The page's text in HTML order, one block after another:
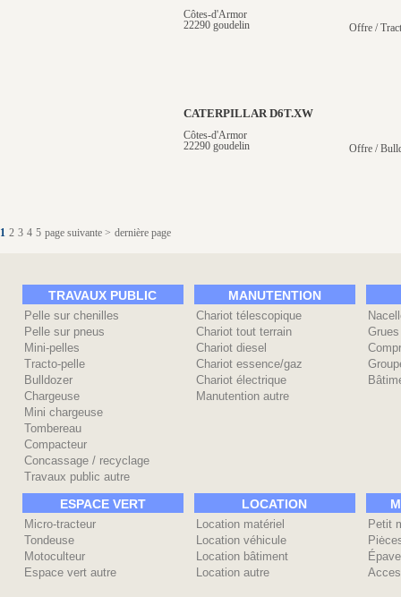
Côtes-d'Armor
22290 goudelin
Offre /
CATERPILLAR D6T.XW
Côtes-d'Armor
22290 goudelin
Offre /
1 2 3 4 5 page suivante > dernière page
TRAVAUX PUBLIC
Pelle sur chenilles
Pelle sur pneus
Mini-pelles
Tracto-pelle
Bulldozer
Chargeuse
Mini chargeuse
Tombereau
Compacteur
Concassage / recyclage
Travaux public autre
MANUTENTION
Chariot télescopique
Chariot tout terrain
Chariot diesel
Chariot essence/gaz
Chariot électrique
Manutention autre
Grues
ESPACE VERT
Micro-tracteur
Tondeuse
Motoculteur
Espace vert autre
LOCATION
Location matériel
Location véhicule
Location bâtiment
Location autre
Petit
Épave